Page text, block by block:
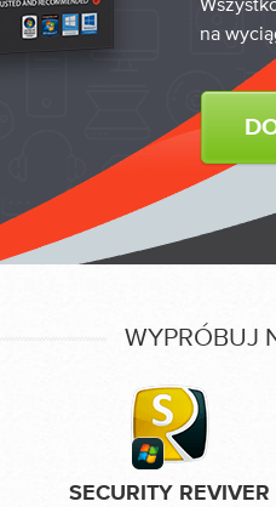
na
WYPRÓBUJ
SECURITY REVIVER